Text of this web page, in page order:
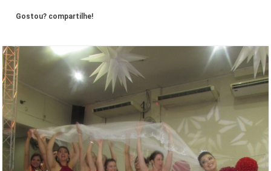
Gostou? compartilhe!